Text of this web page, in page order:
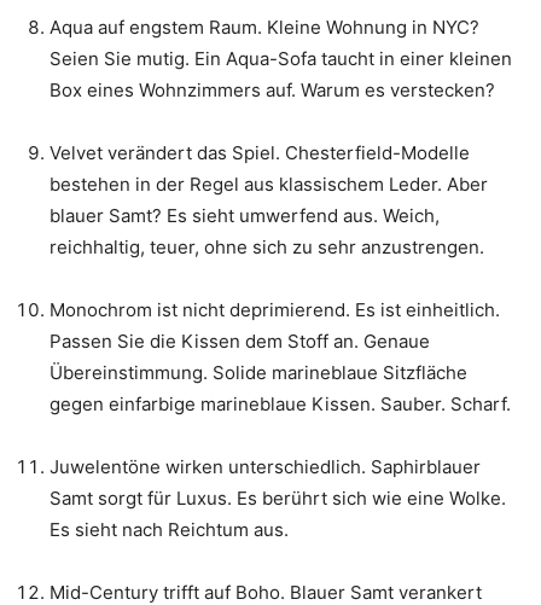
Aqua auf engstem Raum. Kleine Wohnung in NYC?
Seien Sie mutig. Ein Aqua-Sofa taucht in einer kleinen
Box eines Wohnzimmers auf. Warum es verstecken?
Velvet verändert das Spiel. Chesterfield-Modelle
bestehen in der Regel aus klassischem Leder. Aber
blauer Samt? Es sieht umwerfend aus. Weich,
reichhaltig, teuer, ohne sich zu sehr anzustrengen.
Monochrom ist nicht deprimierend. Es ist einheitlich.
Passen Sie die Kissen dem Stoff an. Genaue
Übereinstimmung. Solide marineblaue Sitzfläche
gegen einfarbige marineblaue Kissen. Sauber. Scharf.
Juwelentöne wirken unterschiedlich. Saphirblauer
Samt sorgt für Luxus. Es berührt sich wie eine Wolke.
Es sieht nach Reichtum aus.
Mid-Century trifft auf Boho. Blauer Samt verankert